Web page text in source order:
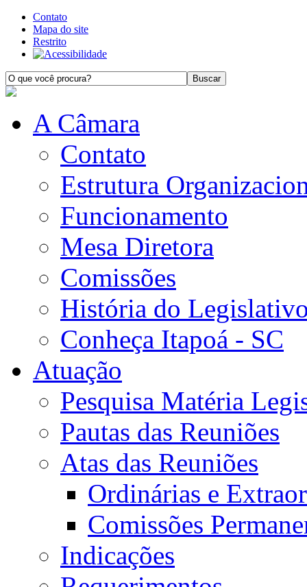
Contato
Mapa do site
Restrito
A Câmara
Contato
Estrutura
Funcionamento
Mesa Diretora
Comissões
História do
Conheça Itapoá - SC
Atuação
Pesquisa Matéria
Pautas das Reuniões
Atas das Reuniões
Ordinárias e
Comissões
Indicações